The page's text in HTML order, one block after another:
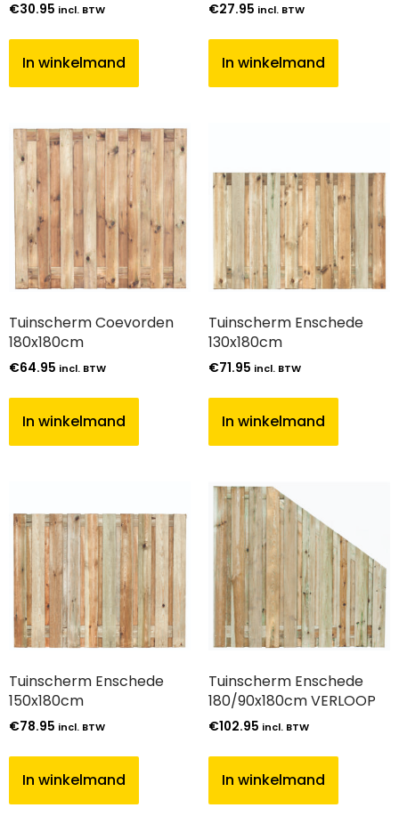
€30.95 incl. BTW
In winkelmand
€27.95 incl. BTW
In winkelmand
Tuinscherm Coevorden
180x180cm
€64.95 incl. BTW
In winkelmand
Tuinscherm Enschede
130x180cm
€71.95 incl. BTW
In winkelmand
Tuinscherm Enschede
150x180cm
€78.95 incl. BTW
In winkelmand
Tuinscherm Enschede
180/90x180cm VERLOOP
€102.95 incl. BTW
In winkelmand